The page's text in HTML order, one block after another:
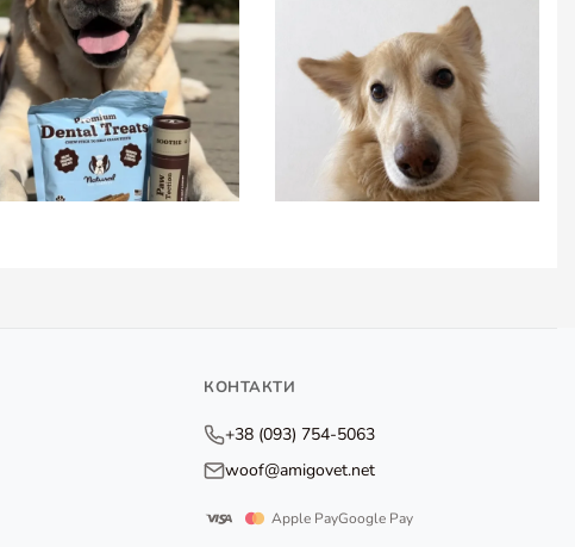
КОНТАКТИ
+38 (093) 754-5063
woof@amigovet.net
Apple PayGoogle Pay